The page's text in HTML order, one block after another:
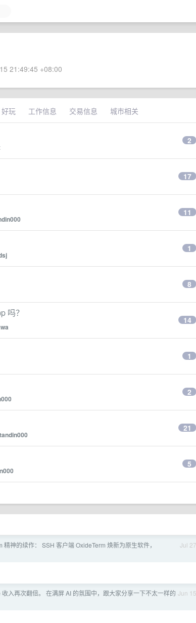
21:49:45 +08:00
好玩 工作信息 交易信息 城市相关
2
17
11
1
8
吗？
14
1
2
21
5
Jul 27
精神的续作： SSH 客户端 OxideTerm 焕新为原生软件，
Jun 15
入再次翻倍。 在满屏 AI 的氛围中，跟大家分享一下不太一样的